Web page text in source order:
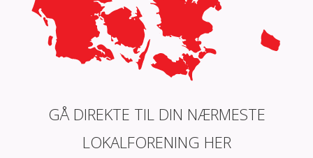
GÅ DIREKTE TIL DIN NÆRMESTE
LOKALFORENING HER